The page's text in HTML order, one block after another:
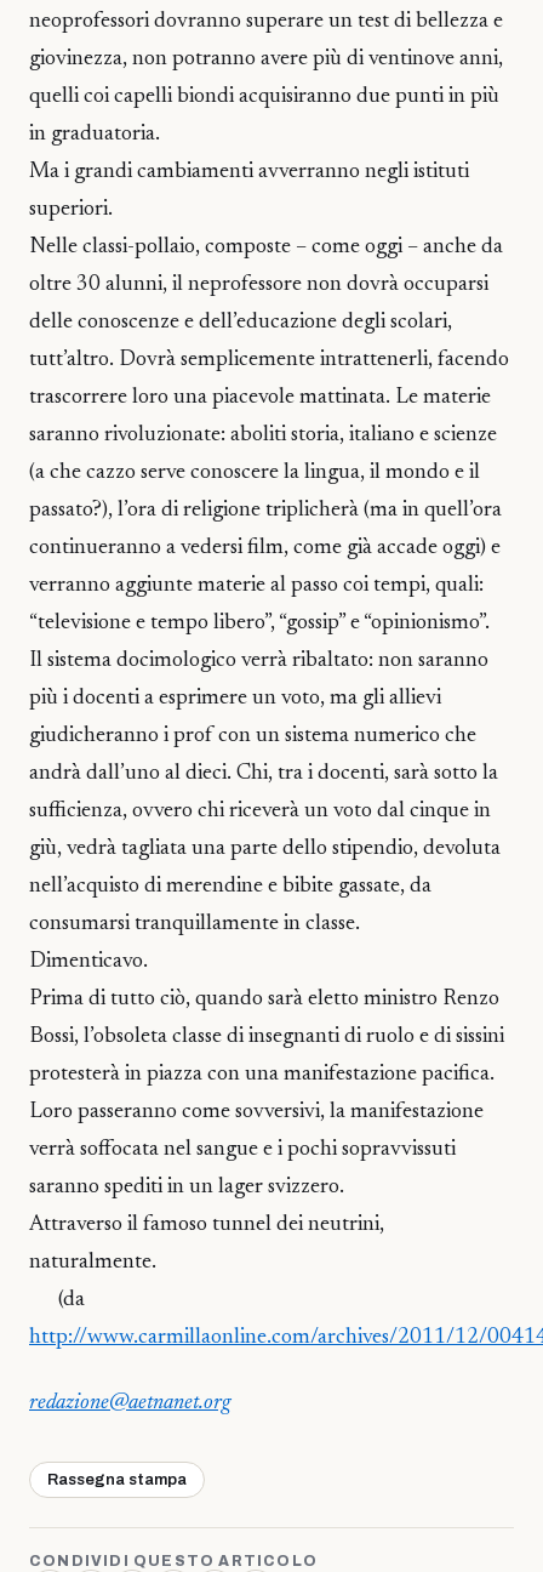
neoprofessori dovranno superare un test di bellezza e
giovinezza, non potranno avere più di ventinove anni,
quelli coi capelli biondi acquisiranno due punti in più
in graduatoria.
Ma i grandi cambiamenti avverranno negli istituti
superiori.
Nelle classi-pollaio, composte – come oggi – anche da
oltre 30 alunni, il neprofessore non dovrà occuparsi
delle conoscenze e dell’educazione degli scolari,
tutt’altro. Dovrà semplicemente intrattenerli, facendo
trascorrere loro una piacevole mattinata. Le materie
saranno rivoluzionate: aboliti storia, italiano e scienze
(a che cazzo serve conoscere la lingua, il mondo e il
passato?), l’ora di religione triplicherà (ma in quell’ora
continueranno a vedersi film, come già accade oggi) e
verranno aggiunte materie al passo coi tempi, quali:
“televisione e tempo libero”, “gossip” e “opinionismo”.
Il sistema docimologico verrà ribaltato: non saranno
più i docenti a esprimere un voto, ma gli allievi
giudicheranno i prof con un sistema numerico che
andrà dall’uno al dieci. Chi, tra i docenti, sarà sotto la
sufficienza, ovvero chi riceverà un voto dal cinque in
giù, vedrà tagliata una parte dello stipendio, devoluta
nell’acquisto di merendine e bibite gassate, da
consumarsi tranquillamente in classe.
Dimenticavo.
Prima di tutto ciò, quando sarà eletto ministro Renzo
Bossi, l’obsoleta classe di insegnanti di ruolo e di sissini
protesterà in piazza con una manifestazione pacifica.
Loro passeranno come sovversivi, la manifestazione
verrà soffocata nel sangue e i pochi sopravvissuti
saranno spediti in un lager svizzero.
Attraverso il famoso tunnel dei neutrini,
naturalmente.
(da
http://www.carmillaonline.com/archives/2011/12/
redazione@aetnanet.org
Rassegna stampa
CONDIVIDI QUESTO ARTICOLO